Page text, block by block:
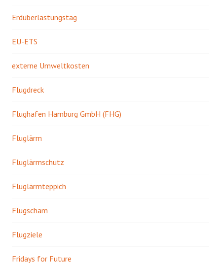
Erdüberlastungstag
EU-ETS
externe Umweltkosten
Flugdreck
Flughafen Hamburg GmbH (FHG)
Fluglärm
Fluglärmschutz
Fluglärmteppich
Flugscham
Flugziele
Fridays for Future